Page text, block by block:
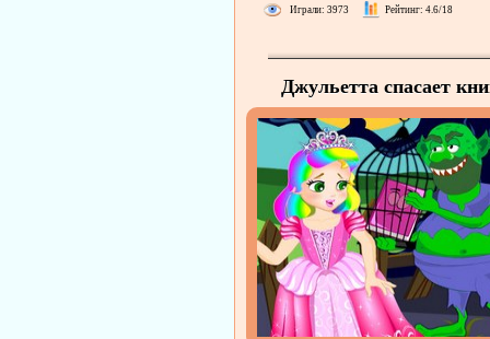
Играли: 3973 Рейтинг: 4.6/18
Джульетта спасает